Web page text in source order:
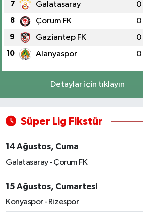
7 Galatasaray 0
8 Çorum FK 0
9 Gaziantep FK 0
10 Alanyaspor 0
Detaylar için tıklayın
Süper Lig Fikstür
14 Ağustos, Cuma
Galatasaray - Çorum FK
15 Ağustos, Cumartesi
Konyaspor - Rizespor